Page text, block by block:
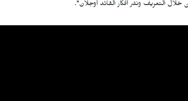
خلال التعريف ونشر أفكار القائد أوجلان".